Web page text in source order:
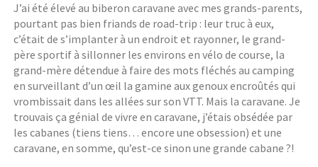
J’ai été élevé au biberon caravane avec mes grands-parents,
pourtant pas bien friands de road-trip : leur truc à eux,
c’était de s’implanter à un endroit et rayonner, le grand-
père sportif à sillonner les environs en vélo de course, la
grand-mère détendue à faire des mots fléchés au camping
en surveillant d’un œil la gamine aux genoux encroûtés qui
vrombissait dans les allées sur son VTT. Mais la caravane. Je
trouvais ça génial de vivre en caravane, j’étais obsédée par
les cabanes (tiens tiens… encore une obsession) et une
caravane, en somme, qu’est-ce sinon une grande cabane ?!